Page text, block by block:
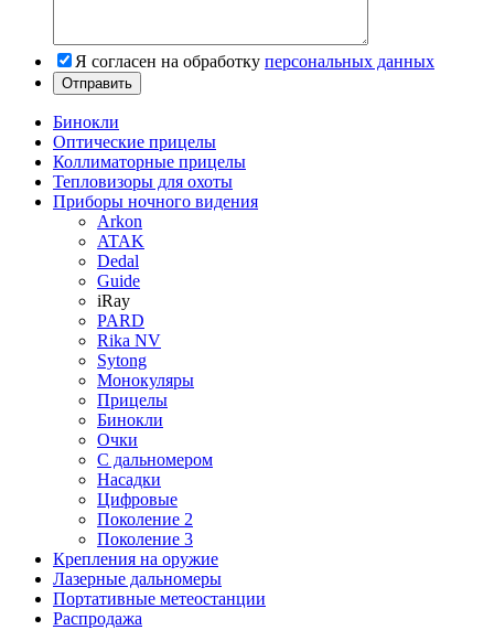
Я согласен на обработку персональных данных
Бинокли
Оптические прицелы
Коллиматорные прицелы
Тепловизоры для охоты
Приборы ночного видения
Arkon
ATAK
Dedal
Guide
iRay
PARD
Rika NV
Sytong
Монокуляры
Прицелы
Бинокли
Очки
С дальномером
Насадки
Цифровые
Поколение 2
Поколение 3
Крепления на оружие
Лазерные дальномеры
Портативные метеостанции
Распродажа